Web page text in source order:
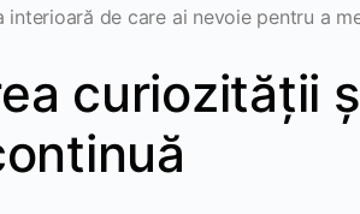
de care ai nevoie pentru a
curiozității